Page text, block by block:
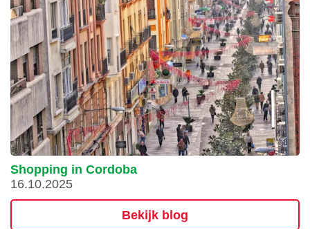
Shopping in Cordoba
16.10.2025
Bekijk blog